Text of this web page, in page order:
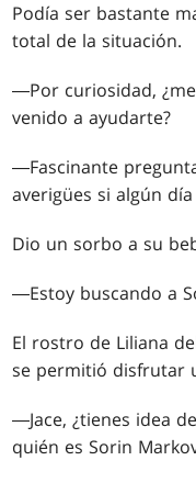
Podía ser bastante
total de la situación.
―Por curiosidad,
venido a ayudarte?
―Fascinante
averigües si algún
Dio un sorbo a su
―Estoy buscando a
El rostro de Liliana
se permitió disfrutar
―Jace, ¿tienes idea
quién es Sorin